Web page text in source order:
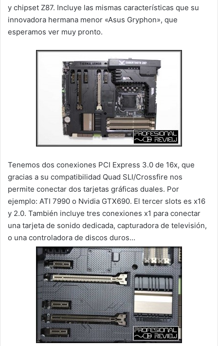
y chipset Z87. Incluye las mismas características que su
innovadora hermana menor «Asus Gryphon», que
esperamos ver muy pronto.
Tenemos dos conexiones PCI Express 3.0 de 16x, que
gracias a su compatibilidad Quad SLI/Crossfire nos
permite conectar dos tarjetas gráficas duales. Por
ejemplo: ATI 7990 o Nvidia GTX690. El tercer slots es x16
y 2.0. También incluye tres conexiones x1 para conectar
una tarjeta de sonido dedicada, capturadora de televisión,
o una controladora de discos duros…